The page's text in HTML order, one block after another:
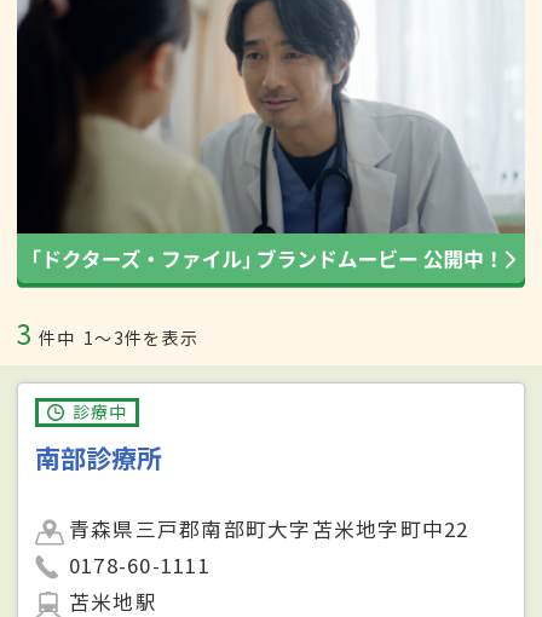
3 件中 1〜3件を表示
診療中
南部診療所
青森県三戸郡南部町大字苫米地字町中22
0178-60-1111
苫米地駅